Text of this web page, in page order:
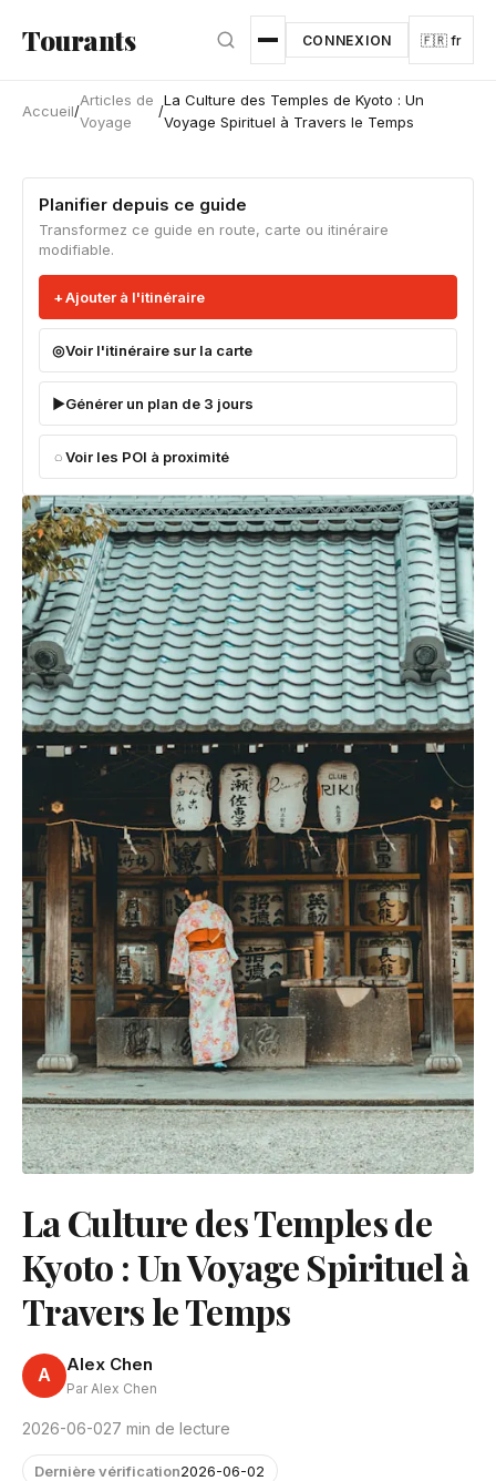
Tourants CONNEXION 🇫🇷 fr
Accueil/
Articles de
Voyage
/
La Culture des Temples de Kyoto : Un
Voyage Spirituel à Travers le Temps
Planifier depuis ce guide
Transformez ce guide en route, carte ou itinéraire
modifiable.
Ajouter à l'itinéraire
Voir l'itinéraire sur la carte
Générer un plan de 3 jours
Voir les POI à proximité
La Culture des Temples de
Kyoto : Un Voyage Spirituel à
Travers le Temps
A Alex Chen
Par Alex Chen
2026-06-027 min de lecture
Dernière vérification2026-06-02